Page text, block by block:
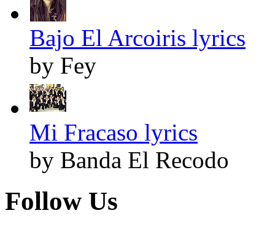
Bajo El Arcoiris lyrics
by Fey
Mi Fracaso lyrics
by Banda El Recodo
Follow Us